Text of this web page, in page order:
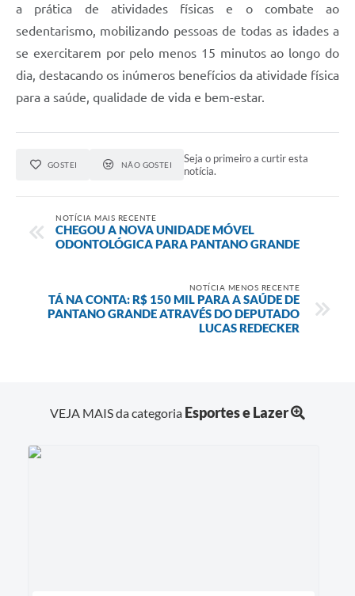
a prática de atividades físicas e o combate ao
sedentarismo, mobilizando pessoas de todas as idades a
se exercitarem por pelo menos 15 minutos ao longo do
dia, destacando os inúmeros benefícios da atividade física
para a saúde, qualidade de vida e bem-estar.
GOSTEI NÃO GOSTEI
Seja o primeiro a curtir esta
notícia.
NOTÍCIA MAIS RECENTE
CHEGOU A NOVA UNIDADE MÓVEL
ODONTOLÓGICA PARA PANTANO GRANDE
NOTÍCIA MENOS RECENTE
TÁ NA CONTA: R$ 150 MIL PARA A SAÚDE DE
PANTANO GRANDE ATRAVÉS DO DEPUTADO
LUCAS REDECKER
VEJA MAIS da categoria Esportes e Lazer